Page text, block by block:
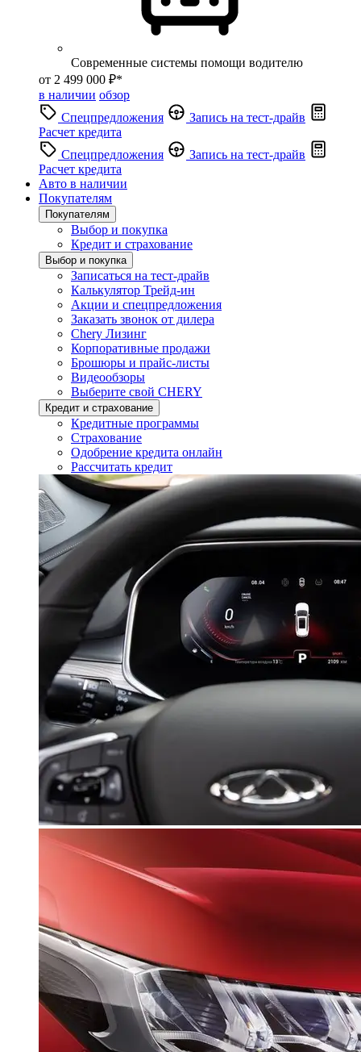
Современные системы помощи водителю
от 2 499 000 ₽*
в наличии обзор
Спецпредложения
Запись на тест-драйв
Расчет кредита
Спецпредложения
Запись на тест-драйв
Расчет кредита
Авто в наличии
Покупателям
Покупателям
Выбор и покупка
Кредит и страхование
Выбор и покупка
Записаться на тест-драйв
Калькулятор Трейд-ин
Акции и спецпредложения
Заказать звонок от дилера
Chery Лизинг
Корпоративные продажи
Брошюры и прайс-листы
Видеообзоры
Выберите свой CHERY
Кредит и страхование
Кредитные программы
Страхование
Одобрение кредита онлайн
Рассчитать кредит